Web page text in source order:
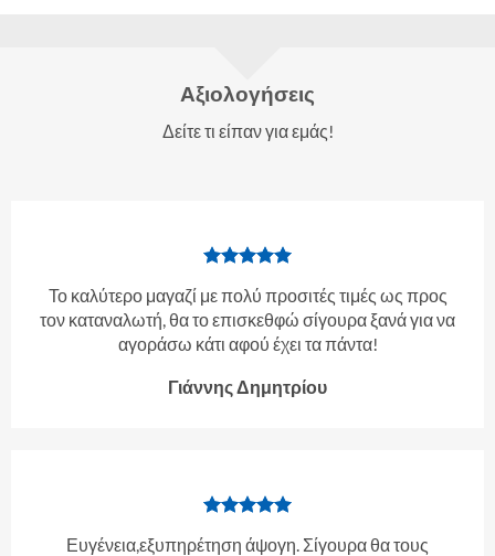
Αξιολογήσεις
Δείτε τι είπαν για εμάς!
Το καλύτερο μαγαζί με πολύ προσιτές τιμές ως προς
τον καταναλωτή, θα το επισκεθφώ σίγουρα ξανά για να
αγοράσω κάτι αφού έχει τα πάντα!
Γιάννης Δημητρίου
Ευγένεια,εξυπηρέτηση άψογη. Σίγουρα θα τους